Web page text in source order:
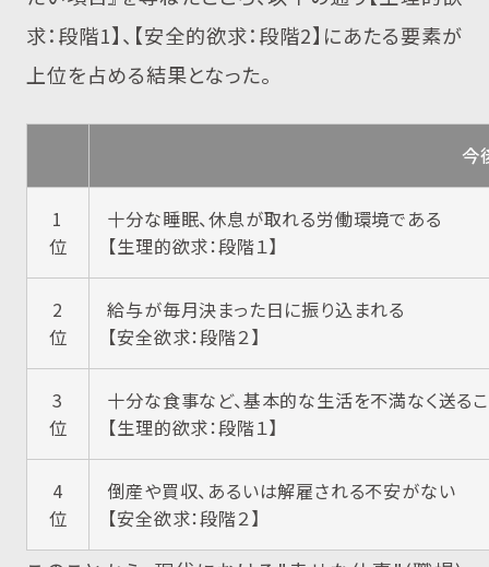
求：段階1】、【安全的欲求：段階2】にあたる要素が
上位を占める結果となった。
今
1
位
十分な睡眠、休息が取れる労働環境である
【生理的欲求：段階１】
2
位
給与が毎月決まった日に振り込まれる
【安全欲求：段階２】
3
位
十分な食事など、基本的な生活を不満なく送る
【生理的欲求：段階１】
4
位
倒産や買収、あるいは解雇される不安がない
【安全欲求：段階２】